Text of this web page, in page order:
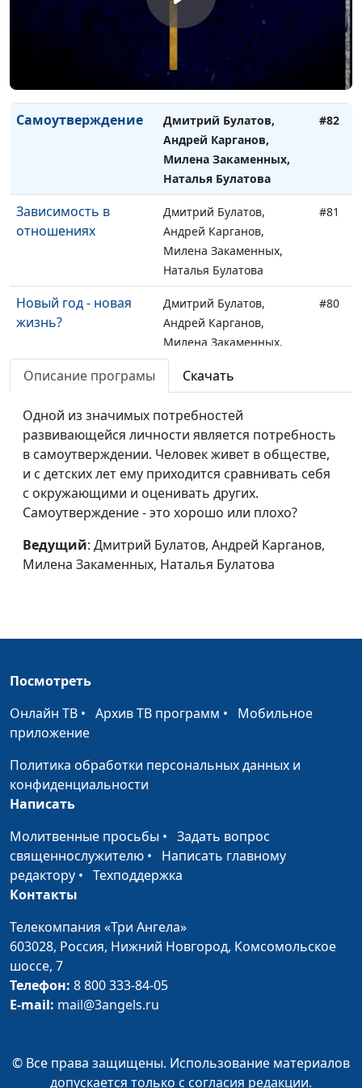
Дмитрий Булатов,
Андрей Карганов,
Милена Закаменных,
Виктория Булатова
Самоутверждение
Дмитрий Булатов,
Андрей Карганов,
Милена Закаменных,
Наталья Булатова
#82
Зависимость в
отношениях
Дмитрий Булатов,
Андрей Карганов,
Милена Закаменных,
Наталья Булатова
#81
Новый год - новая
жизнь?
Дмитрий Булатов,
Андрей Карганов,
Милена Закаменных,
Наталья Булатова
#80
лицемерия
Сергей Парфенов,
Вилина Парфенова,
Милена Закаменных,
Сергей Катаев
#79
Стремление к
богатству - грех?
Сергей Парфенов,
Вилина Парфенова,
Милена Закаменных,
Сергей Катаев
Сергей Парфенов,
Сергей Катаев
силы
Наталья Булатова,
Не хочу семью
Сергей Парфенов,
Простить и
отпустить
Сергей Парфенов,
Вилина Парфенова,
Как полюбить себя?
Сергей Парфенов,
Милена Закаменных,
#71
мошенничество: как
не стать жертвой?
Описание програмы Скачать
Одной из значимых потребностей
развивающейся личности является потребность
в самоутверждении. Человек живет в обществе,
и с детских лет ему приходится сравнивать себя
с окружающими и оценивать других.
Самоутверждение - это хорошо или плохо?
Ведущий: Дмитрий Булатов, Андрей Карганов,
Милена Закаменных, Наталья Булатова
Посмотреть
Онлайн ТВ • Архив ТВ программ • Мобильное
приложение
Политика обработки персональных данных и
конфиденциальности
Написать
Молитвенные просьбы • Задать вопрос
священнослужителю • Написать главному
редактору • Техподдержка
Контакты
Телекомпания «Три Ангела»
603028, Россия, Нижний Новгород, Комсомольское
шоссе, 7
Телефон: 8 800 333-84-05
E-mail: mail@3angels.ru
© Все права защищены. Использование материалов
допускается только с согласия редакции.